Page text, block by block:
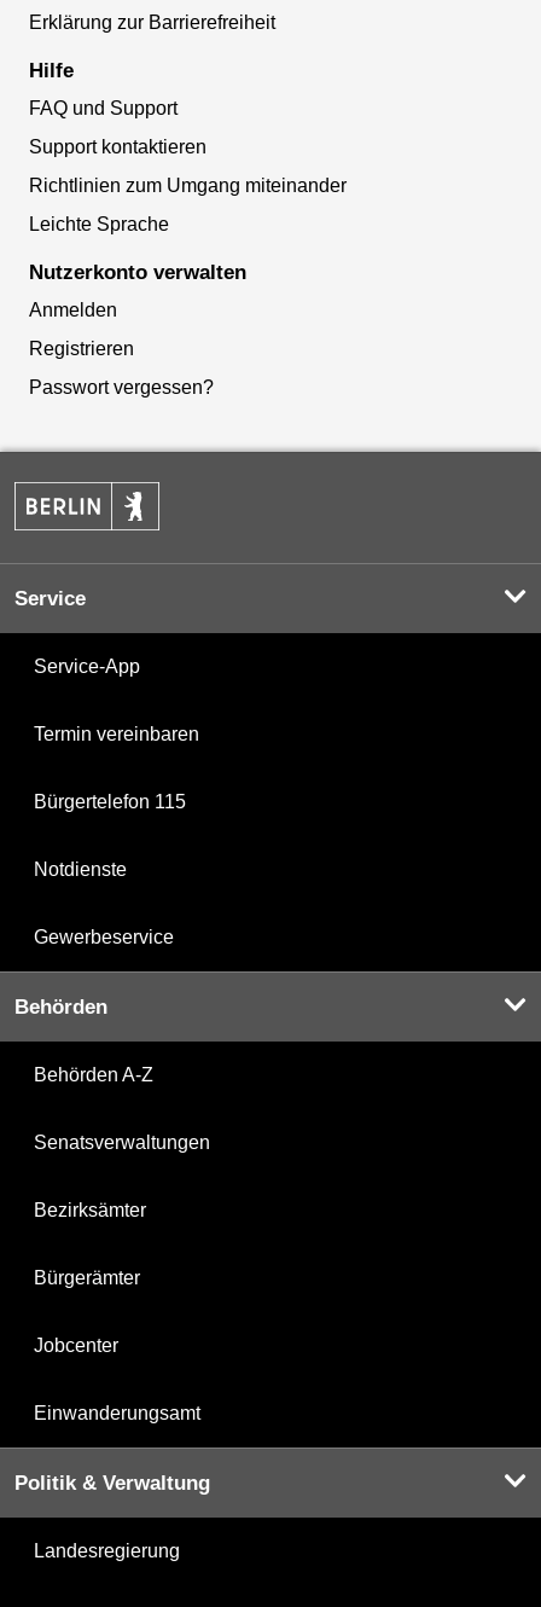
Erklärung zur Barrierefreiheit
Hilfe
FAQ und Support
Support kontaktieren
Richtlinien zum Umgang miteinander
Leichte Sprache
Nutzerkonto verwalten
Anmelden
Registrieren
Passwort vergessen?
Service
Service-App
Termin vereinbaren
Bürgertelefon 115
Notdienste
Gewerbeservice
Behörden
Behörden A-Z
Senatsverwaltungen
Bezirksämter
Bürgerämter
Jobcenter
Einwanderungsamt
Politik & Verwaltung
Landesregierung